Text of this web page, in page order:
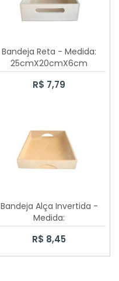
Bandeja Reta - Medida:
25cmX20cmX6cm
R$ 7,79
Bandeja Alça Invertida -
Medida:
32cmX24cmX4,5cm
R$ 8,45